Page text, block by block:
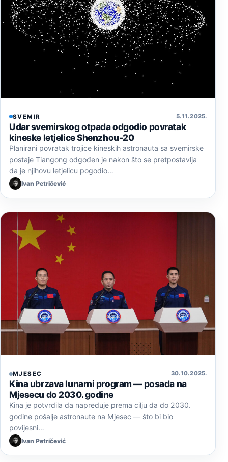
SVEMIR 5. 11. 2025.
Udar svemirskog otpada odgodio povratak
kineske letjelice Shenzhou-20
Planirani povratak trojice kineskih astronauta sa svemirske
postaje Tiangong odgođen je nakon što se pretpostavlja
da je njihovu letjelicu pogodio…
Ivan Petričević
MJESEC 30. 10. 2025.
Kina ubrzava lunarni program — posada na
Mjesecu do 2030. godine
Kina je potvrdila da napreduje prema cilju da do 2030.
godine pošalje astronaute na Mjesec — što bi bio
povijesni…
Ivan Petričević